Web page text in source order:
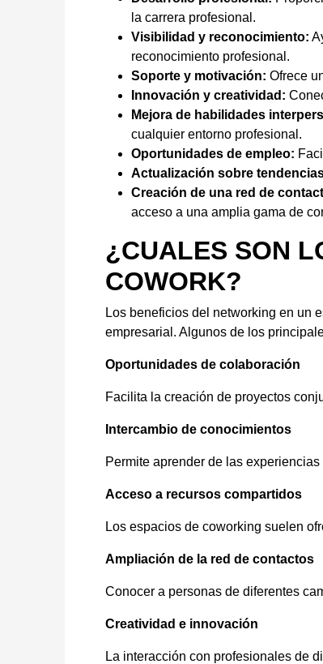
la carrera profesional.
Visibilidad y reconocimiento:
reconocimiento profesional.
Soporte y motivación: Ofrece
Innovación y creatividad:
Mejora de habilidades
cualquier entorno profesional.
Oportunidades de empleo:
Actualización sobre
Creación de una red de
acceso a una amplia gama de
¿CUALES SON
COWORK?
Los beneficios del networking en un
empresarial. Algunos de los
Oportunidades de colaboración
Facilita la creación de proyectos
Intercambio de conocimientos
Permite aprender de las
Acceso a recursos compartidos
Los espacios de coworking suelen
Ampliación de la red de contactos
Conocer a personas de diferentes
Creatividad e innovación
La interacción con profesionales de